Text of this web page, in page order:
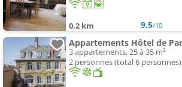
0.2 km 9.5/10
3 appartements, 25 à 35 m²
2 personnes (total 6 personnes)